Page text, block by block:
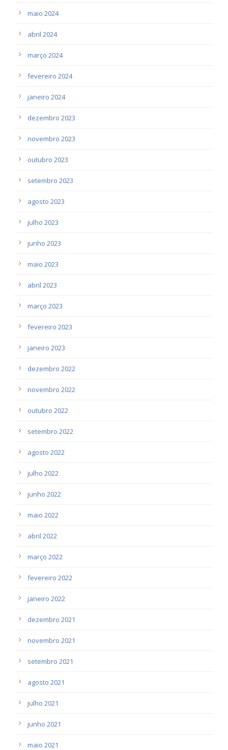
maio 2024
abril 2024
março 2024
fevereiro 2024
janeiro 2024
dezembro 2023
novembro 2023
outubro 2023
setembro 2023
agosto 2023
julho 2023
junho 2023
maio 2023
abril 2023
março 2023
fevereiro 2023
janeiro 2023
dezembro 2022
novembro 2022
outubro 2022
setembro 2022
agosto 2022
julho 2022
junho 2022
maio 2022
abril 2022
março 2022
fevereiro 2022
janeiro 2022
dezembro 2021
novembro 2021
setembro 2021
agosto 2021
julho 2021
junho 2021
maio 2021